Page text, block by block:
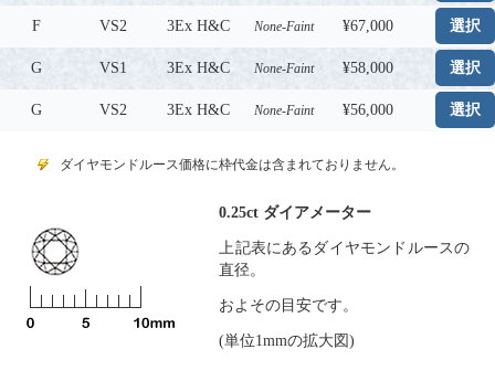
F VS2 3Ex H&C None-Faint ¥67,000 選択
G VS1 3Ex H&C None-Faint ¥58,000 選択
G VS2 3Ex H&C None-Faint ¥56,000 選択
ダイヤモンドルース価格に枠代金は含まれておりません。
0.25ct ダイアメーター
上記表にあるダイヤモンドルースの
直径。
およその目安です。
(単位1mmの拡大図)